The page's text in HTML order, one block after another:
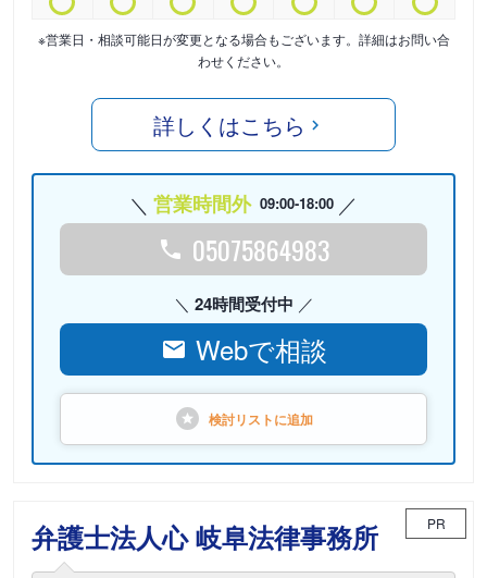
※営業日・相談可能日が変更となる場合もございます。詳細はお問い合
わせください。
詳しくはこちら
営業時間外 09:00-18:00
05075864983
24時間受付中
Webで相談
検討リストに追加
弁護士法人心 岐阜法律事務所 PR